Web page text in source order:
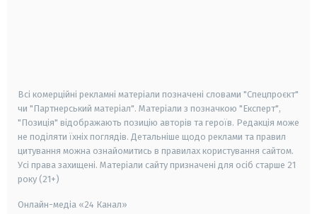
Всі комерційні рекламні матеріали позначені словами "Спецпроєкт"
чи "Партнерський матеріал". Матеріали з позначкою "Експерт",
"Позиція" відображають позицію авторів та героїв. Редакція може
не поділяти їхніх поглядів. Детальніше щодо реклами та правил
цитування можна ознайомитись в правилах користування сайтом.
Усі права захищені. Матеріали сайту призначені для осіб старше 21
року (21+)
Онлайн-медіа «24 Канал»